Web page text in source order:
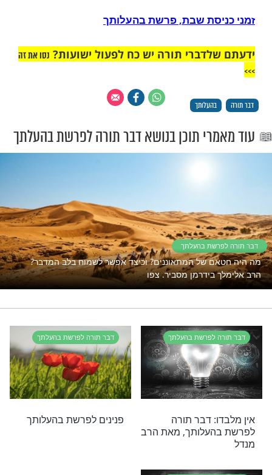
ברוח ובגשם, בפרנסה או בשאר צרכיו, הרי
שאינו חיובי. כי התורה, מטבעה להכניס בלב
אמונה תמימה בהקב"ה, וממילא יסורו ממנו
ואנחה, ולא ידאג מפני הבאות באמונתו,
מאביו רחומו הוא, והכל לטובה ולברכה.
אמונה תמימה שאין עוד מלבדו יתברך,
מאיתנו יגון ואנחה, ונזכה לכל הישועות.
שבת, פרשת בהעלותך
בהעלותך
תורה יש כח לפעול ישועות?נסו את זה
תוכן בנושא דבר תורה לפרשת בהעלתך